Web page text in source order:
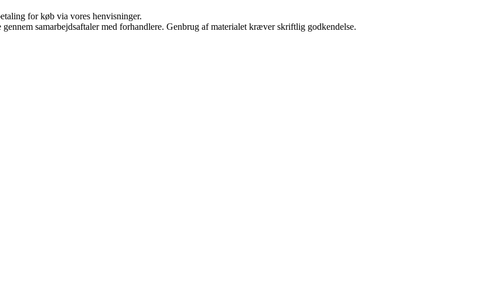
for køb via vores henvisninger.
samarbejdsaftaler med forhandlere. Genbrug af materialet kræver skriftlig godkendelse.